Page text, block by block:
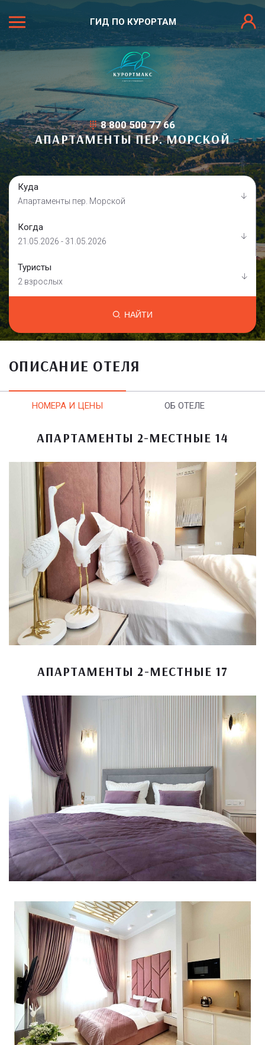
ГИД ПО КУРОРТАМ
8 800 500 77 66
АПАРТАМЕНТЫ ПЕР. МОРСКОЙ
Куда
Апартаменты пер. Морской
Когда
21.05.2026 - 31.05.2026
Туристы
2 взрослых
НАЙТИ
ОПИСАНИЕ ОТЕЛЯ
НОМЕРА И ЦЕНЫ ОБ ОТЕЛЕ
АПАРТАМЕНТЫ 2-МЕСТНЫЕ 14
АПАРТАМЕНТЫ 2-МЕСТНЫЕ 17